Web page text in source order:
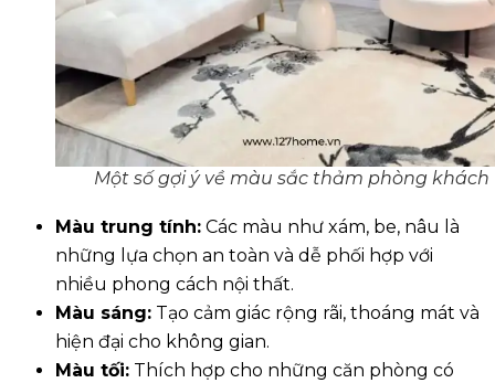
Một số gợi ý về màu sắc thảm phòng khách
Màu trung tính: Các màu như xám, be, nâu là
những lựa chọn an toàn và dễ phối hợp với
nhiều phong cách nội thất.
Màu sáng: Tạo cảm giác rộng rãi, thoáng mát và
hiện đại cho không gian.
Màu tối: Thích hợp cho những căn phòng có